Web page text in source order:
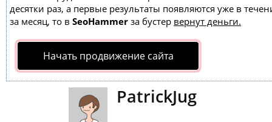
десятки раз, а первые результаты появляются уже в
за месяц, то в SeoHammer за бустер вернут деньги.
Начать продвижение сайта
PatrickJug